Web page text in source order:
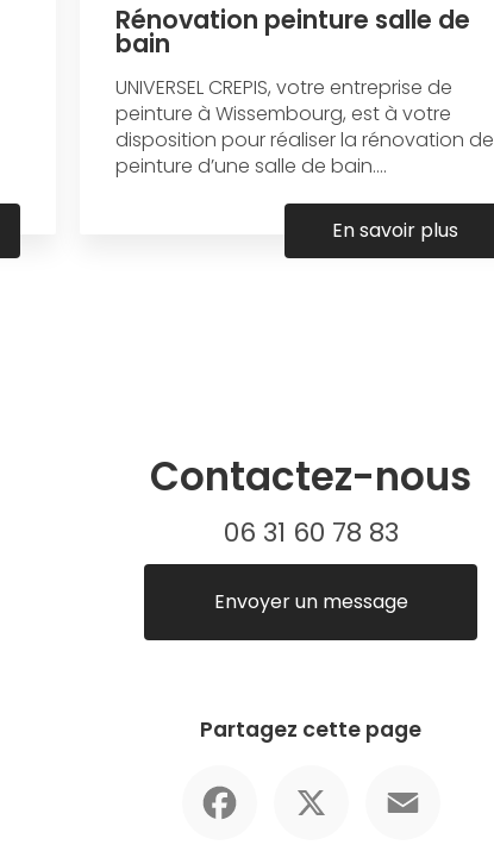
Rénovation peinture salle de
bain
UNIVERSEL CREPIS, votre entreprise de
peinture à Wissembourg, est à votre
disposition pour réaliser la rénovation de
peinture d’une salle de bain....
En savoir plus
Contactez-nous
06 31 60 78 83
Envoyer un message
Partagez cette page